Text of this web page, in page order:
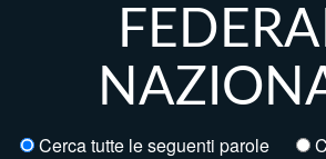
Cerca tutte le seguenti parole